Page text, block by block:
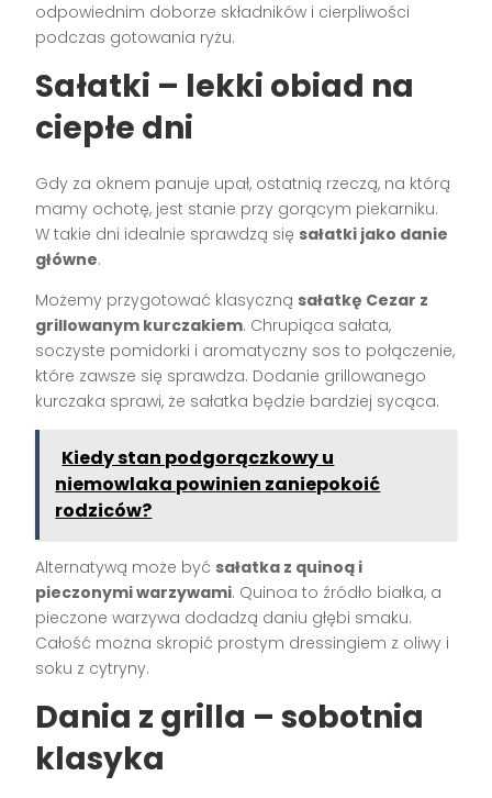
odpowiednim doborze składników i cierpliwości
podczas gotowania ryżu.
Sałatki – lekki obiad na
ciepłe dni
Gdy za oknem panuje upał, ostatnią rzeczą, na którą
mamy ochotę, jest stanie przy gorącym piekarniku.
W takie dni idealnie sprawdzą się sałatki jako danie
główne.
Możemy przygotować klasyczną sałatkę Cezar z
grillowanym kurczakiem. Chrupiąca sałata,
soczyste pomidorki i aromatyczny sos to połączenie,
które zawsze się sprawdza. Dodanie grillowanego
kurczaka sprawi, że sałatka będzie bardziej sycąca.
Kiedy stan podgorączkowy u
niemowlaka powinien zaniepokoić
rodziców?
Alternatywą może być sałatka z quinoą i
pieczonymi warzywami. Quinoa to źródło białka, a
pieczone warzywa dodadzą daniu głębi smaku.
Całość można skropić prostym dressingiem z oliwy i
soku z cytryny.
Dania z grilla – sobotnia
klasyka